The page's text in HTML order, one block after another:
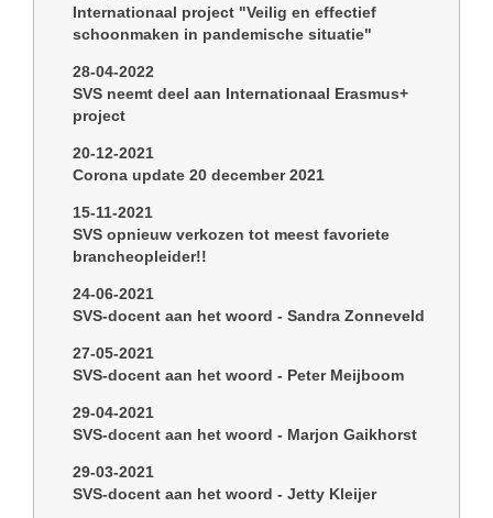
Internationaal project "Veilig en effectief
schoonmaken in pandemische situatie"
28-04-2022
SVS neemt deel aan Internationaal Erasmus+
project
20-12-2021
Corona update 20 december 2021
15-11-2021
SVS opnieuw verkozen tot meest favoriete
brancheopleider!!
24-06-2021
SVS-docent aan het woord - Sandra Zonneveld
27-05-2021
SVS-docent aan het woord - Peter Meijboom
29-04-2021
SVS-docent aan het woord - Marjon Gaikhorst
29-03-2021
SVS-docent aan het woord - Jetty Kleijer